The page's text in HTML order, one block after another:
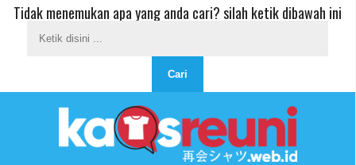
Tidak menemukan apa yang anda cari? silah ketik dibawah ini